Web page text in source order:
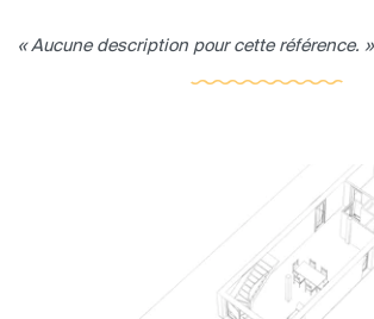
« Aucune description pour cette référence. »